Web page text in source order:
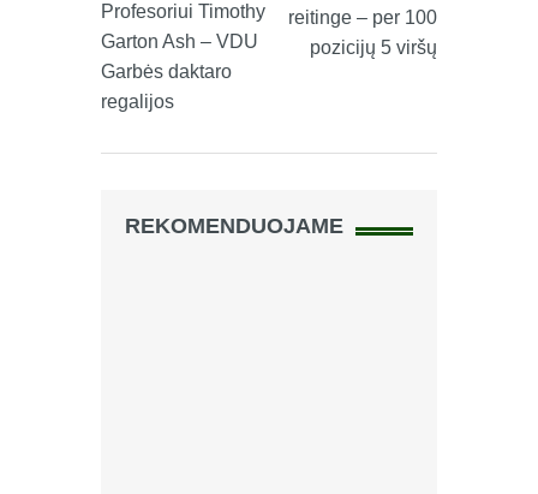
Profesoriui Timothy
Garton Ash – VDU
Garbės daktaro
regalijos
reitinge – per 100
pozicijų 5 viršų
REKOMENDUOJAME